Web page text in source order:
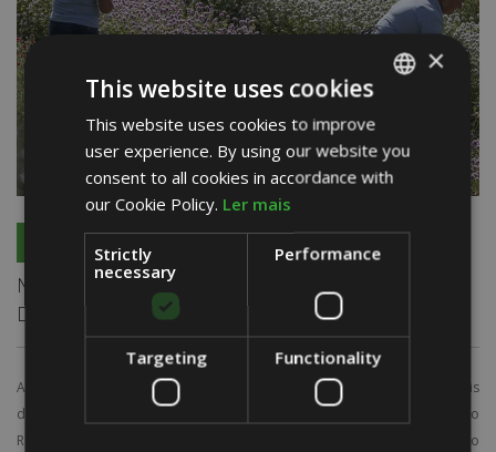
Mais de mil milhões de euros do Programa de
Desenvolvimento Rural ainda estão por executar
A Confederação dos Agricultores de Portugal (CAP) alertou que há "mais
de mil milhões de euros por executar" no Programa de Desenvolvimento
Rural (PDR), considerando que "os pagamentos estão muito aquém" do
PORTUGUESE
ENGLISH
×
This website uses cookies
This website uses cookies to improve
user experience. By using our website you
consent to all cookies in accordance with
our Cookie Policy. Ler mais
Strictly
necessary
Performance
Targeting Functionality